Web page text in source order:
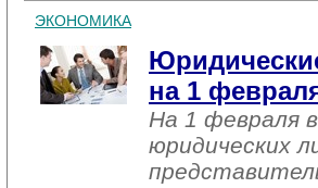
ЭКОНОМИКА
на 1
На 1 февраля
юридических